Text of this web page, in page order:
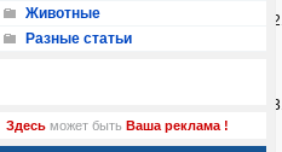
Животные
Разные статьи
Здесь может быть Ваша реклама !